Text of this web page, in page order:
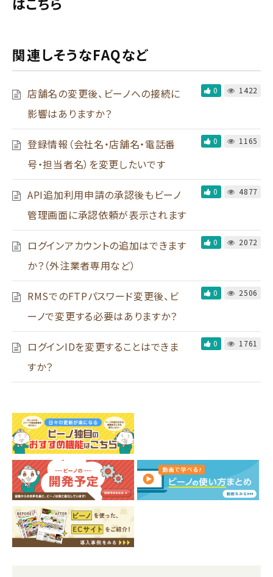
関連しそうなFAQなど
店舗名の変更後、ビーノへの接続に
影響はありますか？
0 1422
登録情報（会社名・店舗名・電話番
号・担当者名）を変更したいです
0 1165
API追加利用申請の承認後もビーノ
管理画面に承認依頼が表示されます
0 4877
ログインアカウントの追加はできます
か？（外注業者専用など）
0 2072
RMSでのFTPパスワード変更後、ビ
ーノで変更する必要はありますか？
0 2506
ログインIDを変更することはできま
すか？
0 1761